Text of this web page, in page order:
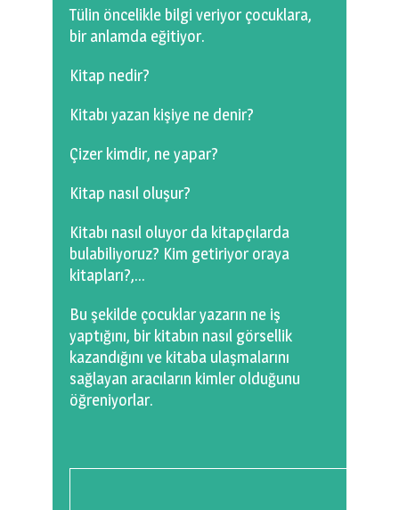
Tülin öncelikle bilgi veriyor çocuklara,
bir anlamda eğitiyor.
Kitap nedir?
Kitabı yazan kişiye ne denir?
Çizer kimdir, ne yapar?
Kitap nasıl oluşur?
Kitabı nasıl oluyor da kitapçılarda
bulabiliyoruz? Kim getiriyor oraya
kitapları?,…
Bu şekilde çocuklar yazarın ne iş
yaptığını, bir kitabın nasıl görsellik
kazandığını ve kitaba ulaşmalarını
sağlayan aracıların kimler olduğunu
öğreniyorlar.